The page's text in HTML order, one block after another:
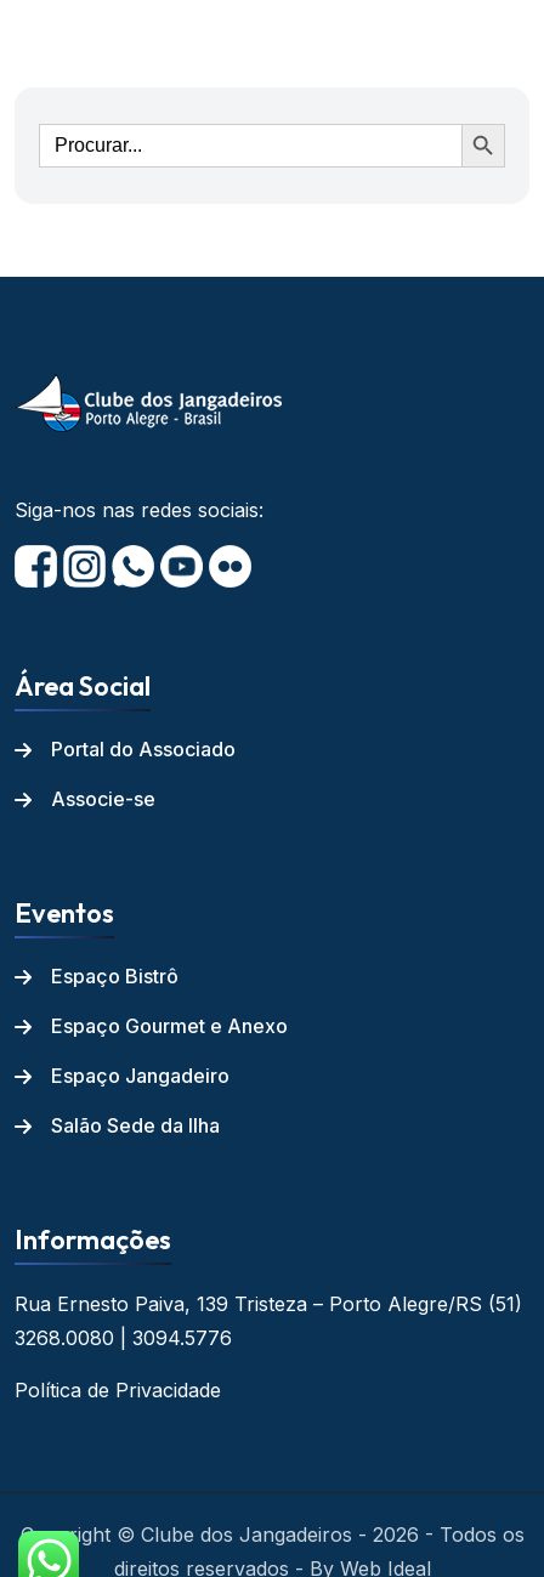
Ir
Siga-nos nas redes sociais:
Área Social
Portal do Associado
Associe-se
Eventos
Espaço Bistrô
Espaço Gourmet e Anexo
Espaço Jangadeiro
Salão Sede da Ilha
Informações
Rua Ernesto Paiva, 139 Tristeza – Porto Alegre/RS (51)
3268.0080 | 3094.5776
Política de Privacidade
Copyright © Clube dos Jangadeiros - 2026 - Todos os
direitos reservados - By Web Ideal